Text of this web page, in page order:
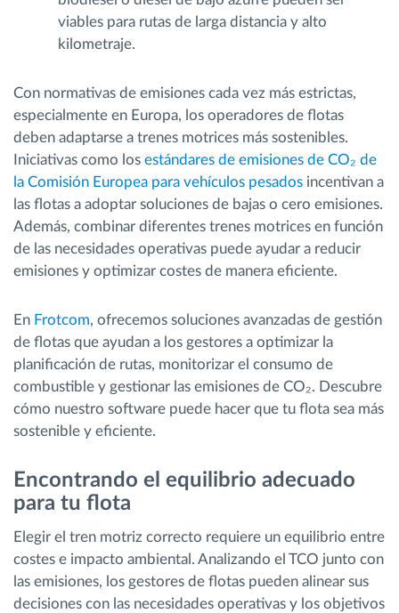
viables para rutas de larga distancia y alto
kilometraje.
Con normativas de emisiones cada vez más estrictas,
especialmente en Europa, los operadores de flotas
deben adaptarse a trenes motrices más sostenibles.
Iniciativas como los estándares de emisiones de CO₂ de
la Comisión Europea para vehículos pesados incentivan a
las flotas a adoptar soluciones de bajas o cero emisiones.
Además, combinar diferentes trenes motrices en función
de las necesidades operativas puede ayudar a reducir
emisiones y optimizar costes de manera eficiente.
En Frotcom, ofrecemos soluciones avanzadas de gestión
de flotas que ayudan a los gestores a optimizar la
planificación de rutas, monitorizar el consumo de
combustible y gestionar las emisiones de CO₂. Descubre
cómo nuestro software puede hacer que tu flota sea más
sostenible y eficiente.
Encontrando el equilibrio adecuado
para tu flota
Elegir el tren motriz correcto requiere un equilibrio entre
costes e impacto ambiental. Analizando el TCO junto con
las emisiones, los gestores de flotas pueden alinear sus
decisiones con las necesidades operativas y los objetivos